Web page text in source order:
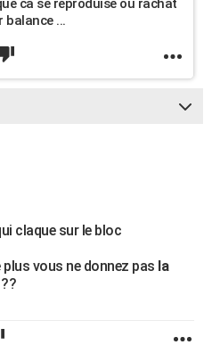
ca se reproduise ou rachat
balance ...
claque sur le bloc
plus vous ne donnez pas la